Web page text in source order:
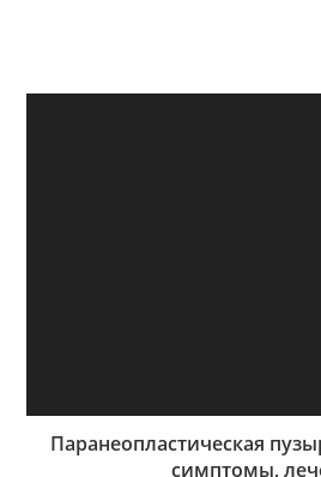
Паранеопластическая
симптомы,